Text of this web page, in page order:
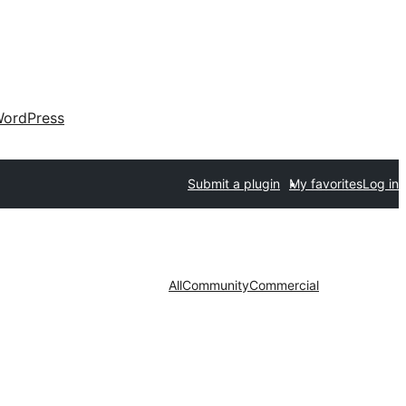
Submit a plugin My favoritesLog in
AllCommunityCommercial